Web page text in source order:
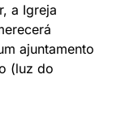
a Igreja
ajuntamento
(luz do